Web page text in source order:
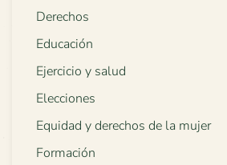
Derechos
Educación
Ejercicio y salud
Elecciones
Equidad y derechos de la mujer
Formación